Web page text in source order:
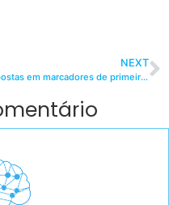
NEXT
Apostas em marcadores de primeiro gol no futebol: estratégias e análise